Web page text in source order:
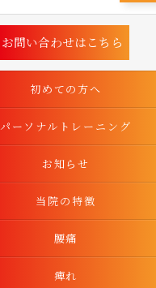
お問い合わせはこちら
初めての方へ
パーソナルトレーニング
お知らせ
当院の特徴
腰痛
痺れ